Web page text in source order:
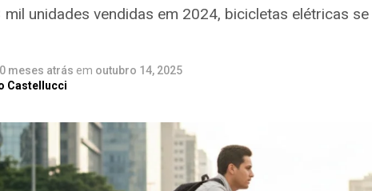
mil unidades vendidas em 2024, bicicletas elétricas
meses atrás em outubro 14, 2025
Castellucci